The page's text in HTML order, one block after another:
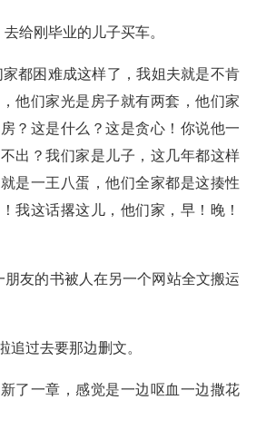
刚毕业的儿子买车。
都困难成这样了，我姐夫就是不肯
他们家光是房子就有两套，他们家
？这是什么？这是贪心！你说他一
出？我们家是儿子，这几年都这样
是一王八蛋，他们全家都是这揍性
我这话撂这儿，他们家，早！晚！
友的书被人在另一个网站全文搬运
过去要那边删文。
一章，感觉是一边呕血一边撒花